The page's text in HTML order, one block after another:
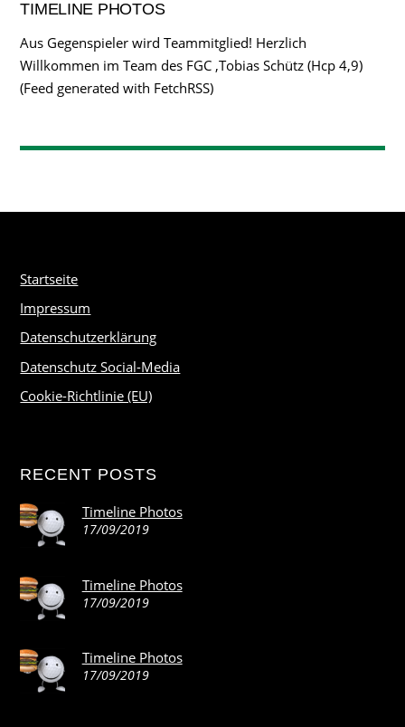
TIMELINE PHOTOS
Aus Gegenspieler wird Teammitglied! Herzlich
Willkommen im Team des FGC ,Tobias Schütz (Hcp 4,9)
(Feed generated with FetchRSS)
Startseite
Impressum
Datenschutzerklärung
Datenschutz Social-Media
Cookie-Richtlinie (EU)
RECENT POSTS
Timeline Photos
17/09/2019
Timeline Photos
17/09/2019
Timeline Photos
17/09/2019